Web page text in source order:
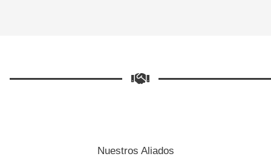
Nuestros Aliados